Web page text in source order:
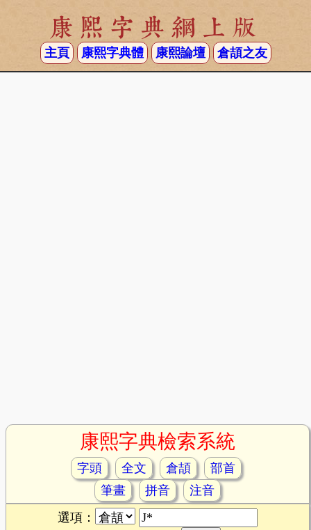
康熙字典網上版
主頁 康熙字典體 康熙論壇 倉頡之友
康熙字典檢索系統
字頭 全文 倉頡
部首
筆畫
拼音
注音
選項：